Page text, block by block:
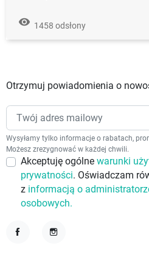
remove_red_eye 1458 odsłony
Otrzymuj powiadomienia o
Wysyłamy tylko informacje o rabatach,
Możesz zrezygnować w każdej chwili.
Akceptuję ogólne warunki
prywatności. Oświadczam
z informacją o
osobowych.